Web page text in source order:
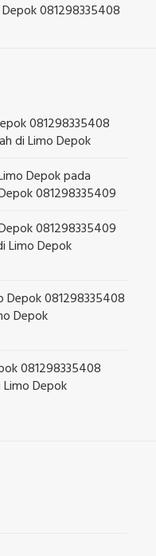
081298335408
081298335408
di Limo Depok
Depokpada
081298335409
081298335409
Limo Depok
Depok 081298335408
Depok
081298335408
Limo Depok